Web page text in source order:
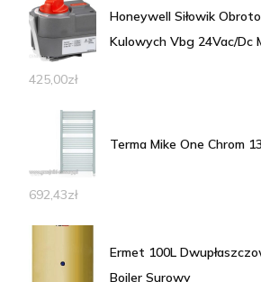
Honeywell Siłowik
Kulowych Vbg 24Vac/Dc
425,00zł
Terma Mike One Chrom
692,43zł
Ermet 100L
Bojler Surowy